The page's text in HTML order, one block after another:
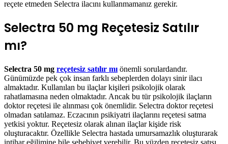
reçete etmeden Selectra ilacını kullanmamanız gerekir.
Selectra 50 mg Reçetesiz Satılır
mı?
Selectra 50 mg reçetesiz satılır mı önemli sorulardandır.
Günümüzde pek çok insan farklı sebeplerden dolayı sinir ilacı
almaktadır. Kullanılan bu ilaçlar kişileri psikolojik olarak
rahatlamasına neden olmaktadır. Ancak bu tür psikolojik ilaçların
doktor reçetesi ile alınması çok önemlidir. Selectra doktor reçetesi
olmadan satılamaz. Eczacının psikiyatri ilaçlarını reçetesi satma
yetkisi yoktur. Reçetesiz olarak alınan ilaçlar kişide risk
oluşturacaktır. Özellikle Selectra hastada umursamazlık oluşturarak
intihar eğilimine bile sebebiyet verebilir. Bu yüzden reçetesiz satışı